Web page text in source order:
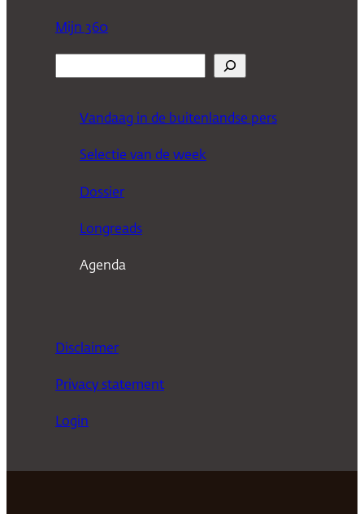
Mijn 360
Vandaag in de buitenlandse pers
Selectie van de week
Dossier
Longreads
Agenda
Disclaimer
Privacy statement
Login